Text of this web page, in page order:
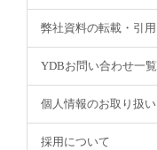
弊社資料の転載・引用
YDBお問い合わせ一覧
個人情報のお取り扱い
採用について